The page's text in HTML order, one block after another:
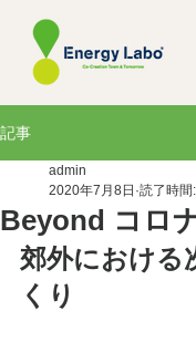
記事
Beyond コロ
admin
2020年7月8日 読了時間
郊外における
くり